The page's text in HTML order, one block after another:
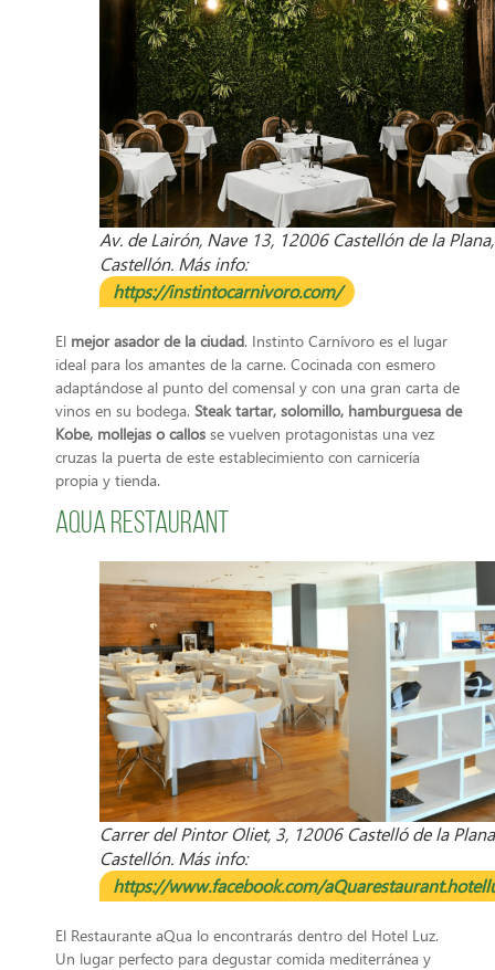
Av. de Lairón, Nave 13, 12006 Castellón de la Plana,
Castellón. Más info:
https://instintocarnivoro.com/
El mejor asador de la ciudad. Instinto Carnívoro es el lugar
ideal para los amantes de la carne. Cocinada con esmero
adaptándose al punto del comensal y con una gran carta de
vinos en su bodega. Steak tartar, solomillo, hamburguesa de
Kobe, mollejas o callos se vuelven protagonistas una vez
cruzas la puerta de este establecimiento con carnicería
propia y tienda.
aQua Restaurant
Carrer del Pintor Oliet, 3, 12006 Castelló de la
Castellón. Más info:
https://www.facebook.com/
El Restaurante aQua lo encontrarás dentro del Hotel Luz.
Un lugar perfecto para degustar comida mediterránea y